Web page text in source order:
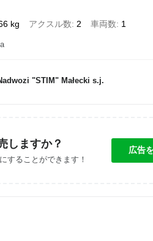
kg アクスル数 2 車両数 1
"STIM" Małecki s.j.
しますか？
することができます！
広告